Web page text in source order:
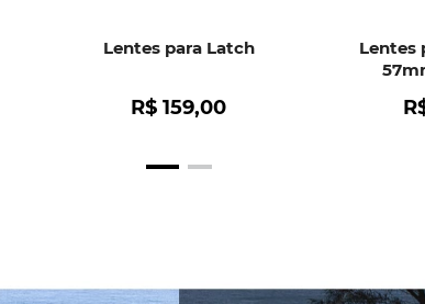
Lentes para Latch
R$ 159,00
Lentes